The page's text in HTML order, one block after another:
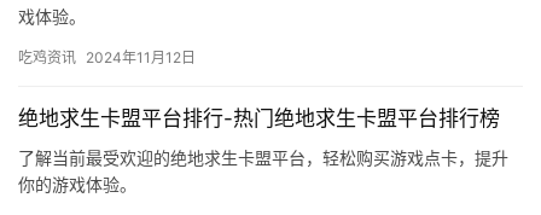
戏体验。
吃鸡资讯 2024年11月12日
绝地求生卡盟平台排行-热门绝地求生卡盟平台排行榜
了解当前最受欢迎的绝地求生卡盟平台，轻松购买游戏点卡，提升
你的游戏体验。